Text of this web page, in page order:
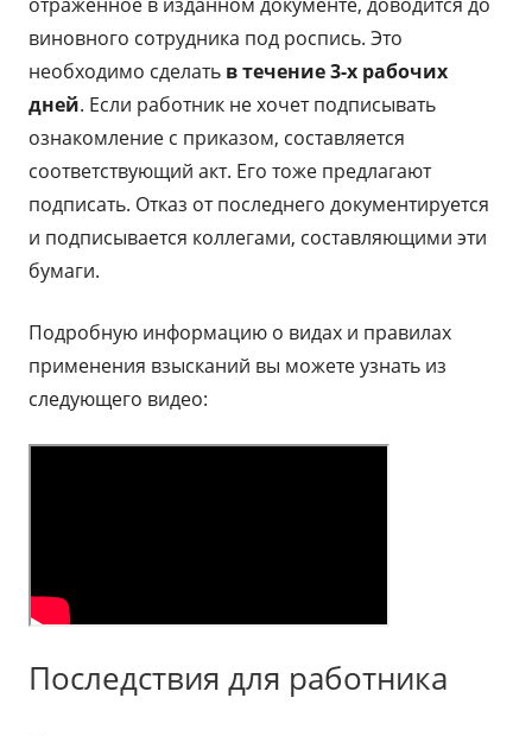
виновного сотрудника под роспись. Это
необходимо сделать в течение 3-х рабочих
дней. Если работник не хочет подписывать
ознакомление с приказом, составляется
соответствующий акт. Его тоже предлагают
подписать. Отказ от последнего документируется
и подписывается коллегами, составляющими эти
бумаги.
Подробную информацию о видах и правилах
применения взысканий вы можете узнать из
следующего видео:
Последствия для работника